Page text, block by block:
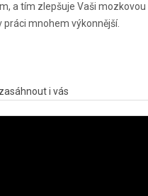
a tím zlepšuje Vaši
mnohem výkonnější.
i vás